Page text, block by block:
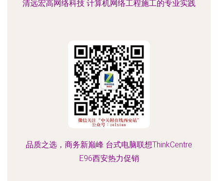
清远宏高网络科技 计算机网络工程施工的专业实践
品质之选，商务新巅峰 台式电脑联想ThinkCentre
E96西安热力促销